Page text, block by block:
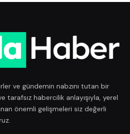
ve gündemin nabzını tutan bir
tarafsız habercilik anlayışıyla, yerel
önemli gelişmeleri siz değerli